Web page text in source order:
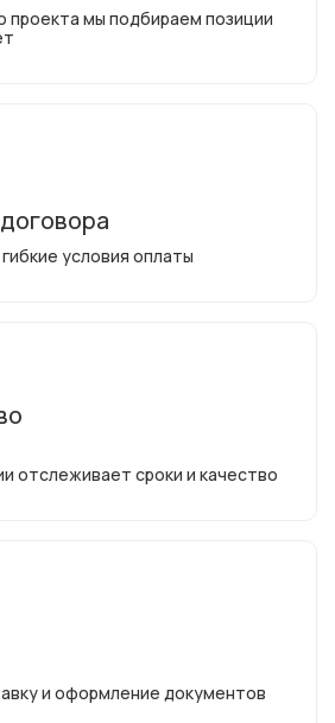
проекта мы подбираем позиции
условия оплаты
отслеживает сроки и качество
и оформление документов